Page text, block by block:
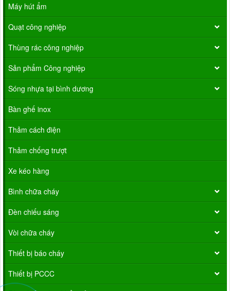
Máy hút ẩm
Quạt công nghiệp
Thùng rác công nghiệp
Sản phẩm Công nghiệp
Sóng nhựa tại bình dương
Bàn ghế inox
Thảm cách điện
Thảm chống trượt
Xe kéo hàng
Bình chữa cháy
Đèn chiếu sáng
Vòi chữa cháy
Thiết bị báo cháy
Thiết bị PCCC